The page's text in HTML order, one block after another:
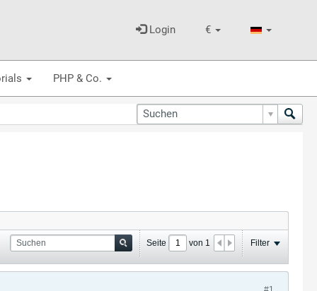
€
Login
PHP & Co.
Seite von 1 Filter